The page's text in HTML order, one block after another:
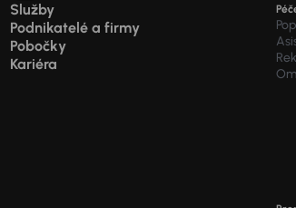
Služby
Podnikatelé a firmy
Pobočky
Kariéra